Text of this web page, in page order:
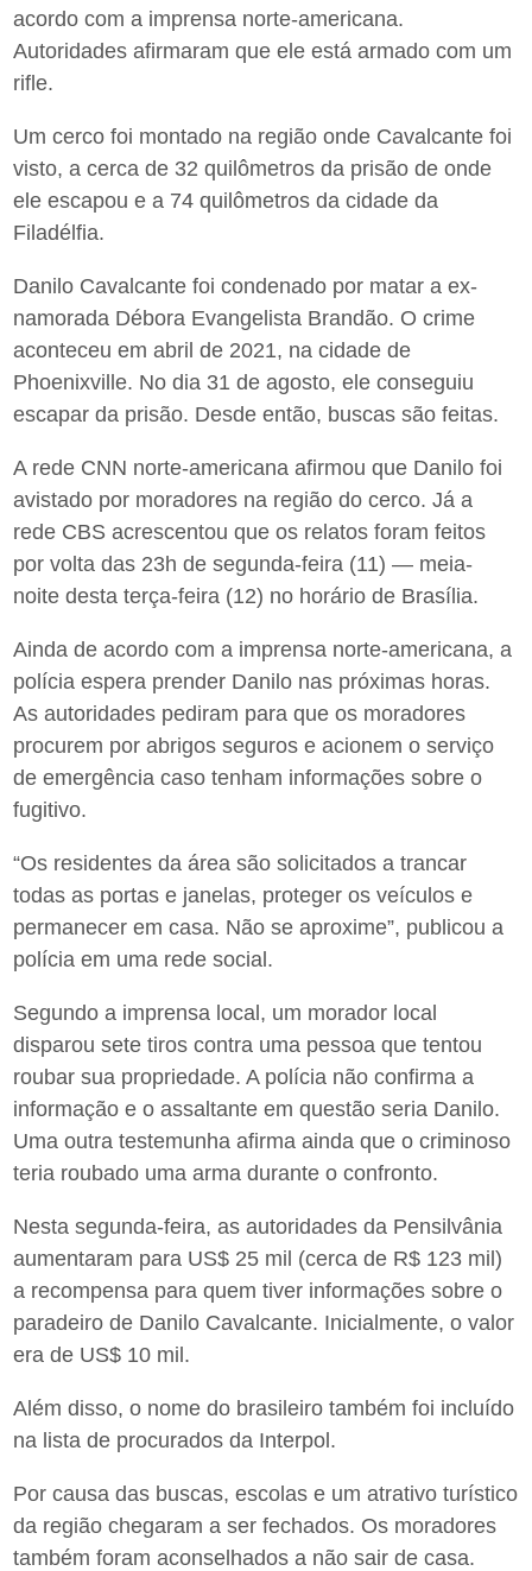
acordo com a imprensa norte-americana.
Autoridades afirmaram que ele está armado com um
rifle.
Um cerco foi montado na região onde Cavalcante foi
visto, a cerca de 32 quilômetros da prisão de onde
ele escapou e a 74 quilômetros da cidade da
Filadélfia.
Danilo Cavalcante foi condenado por matar a ex-
namorada Débora Evangelista Brandão. O crime
aconteceu em abril de 2021, na cidade de
Phoenixville. No dia 31 de agosto, ele conseguiu
escapar da prisão. Desde então, buscas são feitas.
A rede CNN norte-americana afirmou que Danilo foi
avistado por moradores na região do cerco. Já a
rede CBS acrescentou que os relatos foram feitos
por volta das 23h de segunda-feira (11) — meia-
noite desta terça-feira (12) no horário de Brasília.
Ainda de acordo com a imprensa norte-americana, a
polícia espera prender Danilo nas próximas horas.
As autoridades pediram para que os moradores
procurem por abrigos seguros e acionem o serviço
de emergência caso tenham informações sobre o
fugitivo.
“Os residentes da área são solicitados a trancar
todas as portas e janelas, proteger os veículos e
permanecer em casa. Não se aproxime”, publicou a
polícia em uma rede social.
Segundo a imprensa local, um morador local
disparou sete tiros contra uma pessoa que tentou
roubar sua propriedade. A polícia não confirma a
informação e o assaltante em questão seria Danilo.
Uma outra testemunha afirma ainda que o criminoso
teria roubado uma arma durante o confronto.
Nesta segunda-feira, as autoridades da Pensilvânia
aumentaram para US$ 25 mil (cerca de R$ 123 mil)
a recompensa para quem tiver informações sobre o
paradeiro de Danilo Cavalcante. Inicialmente, o valor
era de US$ 10 mil.
Além disso, o nome do brasileiro também foi incluído
na lista de procurados da Interpol.
Por causa das buscas, escolas e um atrativo turístico
da região chegaram a ser fechados. Os moradores
também foram aconselhados a não sair de casa.